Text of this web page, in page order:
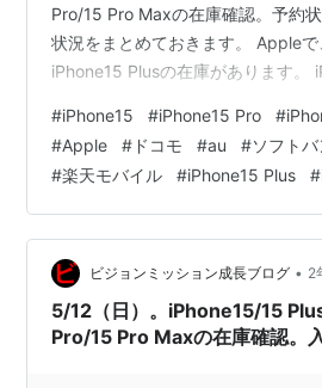
Pro/15 Pro Maxの在庫確認。予約
状況をまとめておきます。 Appleで
iPhone15 Plusの在庫があります。
ショップ auオンラインショップ ソ
ショップ 楽天モバイル Apple 公式
iPhone15/15 Plus/15 Pro/15 Pro
#iPhone15 #iPhone15 Pro #
#Apple # ドコモ #au #ソフトバ
#楽天モバイル #iPhone15 Plus #
ビジョンミッション成長ブログ • 2
5/12（日）。iPhone15/15
Pro/15 Pro Maxの在庫確認。